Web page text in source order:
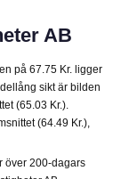
AB
på 67.75 Kr. ligger
sikt är bilden
(65.03 Kr.).
(64.49 Kr.),
över 200-dagars